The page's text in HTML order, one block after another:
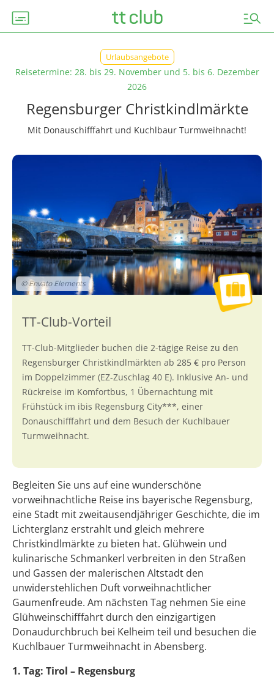
subtitles manage_search
Urlaubsangebote
Reisetermine: 28. bis 29. November und 5. bis 6. Dezember
2026
Regensburger Christkindlmärkte
Mit Donauschifffahrt und Kuchlbaur Turmweihnacht!
© Envato Elements
TT-Club-Mitglieder buchen die 2-tägige Reise zu den
Regensburger Christkindlmärkten ab 285 € pro Person
im Doppelzimmer (EZ-Zuschlag 40 E). Inklusive An- und
Rückreise im Komfortbus, 1 Übernachtung mit
Frühstück im ibis Regensburg City***, einer
Donauschifffahrt und dem Besuch der Kuchlbauer
Turmweihnacht.
Begleiten Sie uns auf eine wunderschöne
vorweihnachtliche Reise ins bayerische Regensburg,
eine Stadt mit zweitausendjähriger Geschichte, die im
Lichterglanz erstrahlt und gleich mehrere
Christkindlmärkte zu bieten hat. Glühwein und
kulinarische Schmankerl verbreiten in den Straßen
und Gassen der malerischen Altstadt den
unwiderstehlichen Duft vorweihnachtlicher
Gaumenfreude. Am nächsten Tag nehmen Sie eine
Glühweinschifffahrt durch den einzigartigen
Donaudurchbruch bei Kelheim teil und besuchen die
Kuchlbauer Turmweihnacht in Abensberg.
1. Tag: Tirol – Regensburg